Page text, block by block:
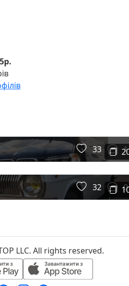
33 1
32 0
LLC. All rights reserved.